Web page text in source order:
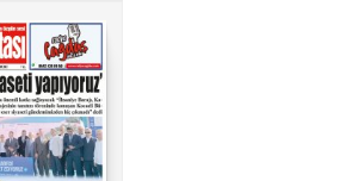
02624132333
haber@golcukpostasi.com